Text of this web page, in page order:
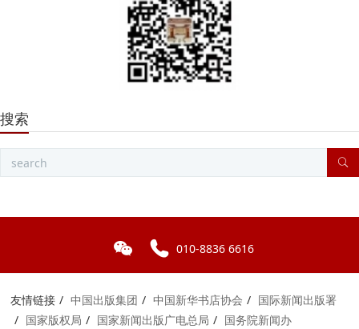
搜索
010-8836 6616
友情链接 中国出版集团 中国新华书店协会
国际新闻出版署
国家版权局
国家新闻出版广电总局
国务院新闻办